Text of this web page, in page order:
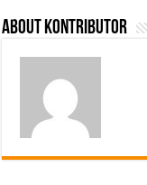
About Kontributor